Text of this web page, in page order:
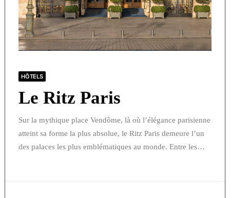
HÔTELS
Le Ritz Paris
Sur la mythique place Vendôme, là où l’élégance parisienne
atteint sa forme la plus absolue, le Ritz Paris demeure l’un
des palaces les plus emblématiques au monde. Entre les…